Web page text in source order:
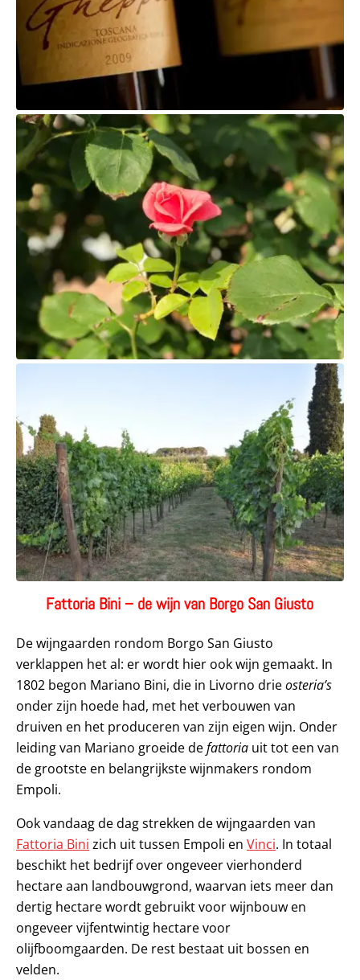
Fattoria Bini – de wijn van Borgo San Giusto
De wijngaarden rondom Borgo San Giusto
verklappen het al: er wordt hier ook wijn gemaakt. In
1802 begon Mariano Bini, die in Livorno drieosteria’s
onder zijn hoede had, met het verbouwen van
druiven en het produceren van zijn eigen wijn. Onder
leiding van Mariano groeide defattoria uit tot een van
de grootste en belangrijkste wijnmakers rondom
Empoli.
Ook vandaag de dag strekken de wijngaarden van
Fattoria Bini zich uit tussen Empoli en Vinci. In totaal
beschikt het bedrijf over ongeveer vierhonderd
hectare aan landbouwgrond, waarvan iets meer dan
dertig hectare wordt gebruikt voor wijnbouw en
ongeveer vijfentwintig hectare voor
olijfboomgaarden. De rest bestaat uit bossen en
velden.